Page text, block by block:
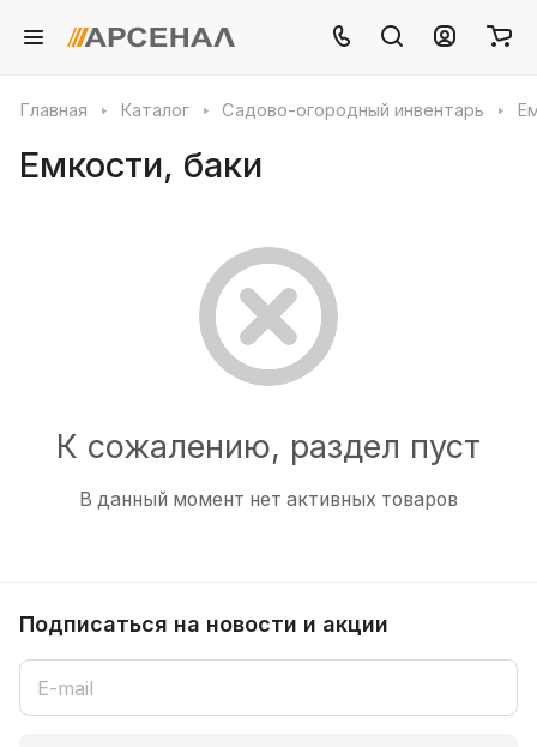
Главная Каталог Садово-огородный инвентарь
Емкости, баки
К сожалению, раздел пуст
В данный момент нет активных товаров
Подписаться на новости и акции